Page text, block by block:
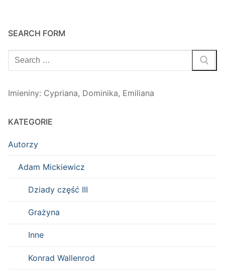
SEARCH FORM
Szukaj:
Imieniny: Cypriana, Dominika, Emiliana
KATEGORIE
Autorzy
Adam Mickiewicz
Dziady część III
Grażyna
Inne
Konrad Wallenrod